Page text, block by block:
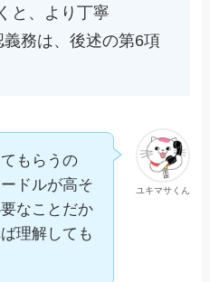
と、より丁寧
務は、後述の第6項
ユキマサくん
もらうの
ドルが高そ
なことだか
理解しても